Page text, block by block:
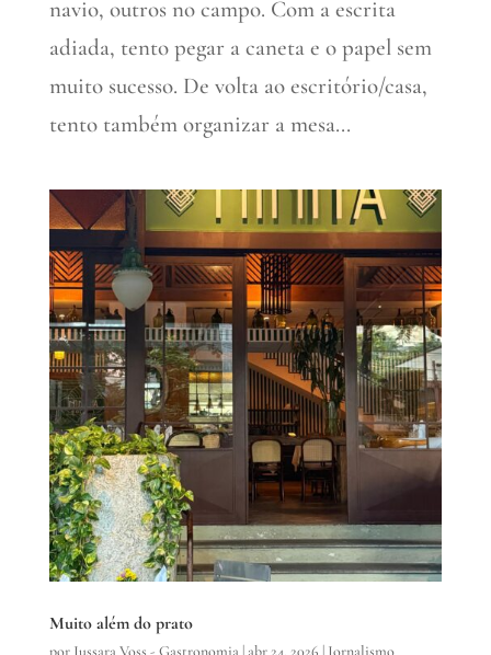
navio, outros no campo. Com a escrita
adiada, tento pegar a caneta e o papel sem
muito sucesso. De volta ao escritório/casa,
tento também organizar a mesa...
Muito além do prato